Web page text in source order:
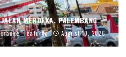
MERDEKA, PALEMBANG
Featured August 10, 2026